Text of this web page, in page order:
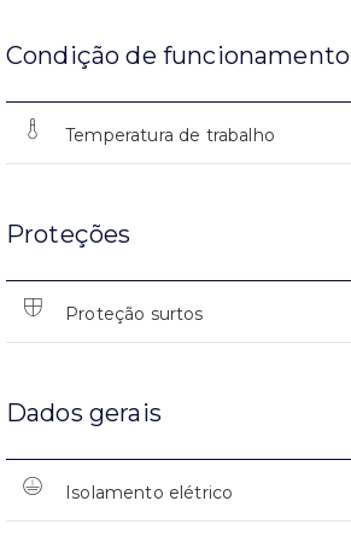
Condição de funcionamento
Temperatura de trabalho
Proteções
Proteção surtos
Dados gerais
Isolamento elétrico